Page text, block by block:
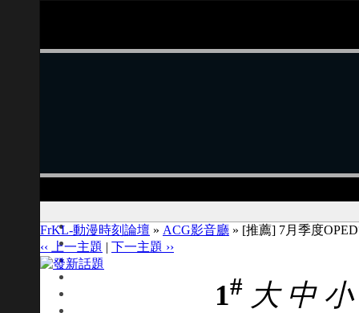
FrKL-動漫時刻論壇 » ACG影音廳 » [推薦] 7月季度
‹‹ 上一主題 | 下一主題 ››
1# 大 中 小